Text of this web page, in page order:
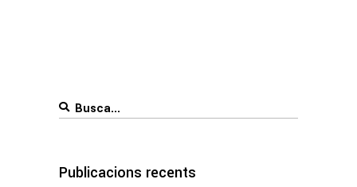
Search
Publicacions recents